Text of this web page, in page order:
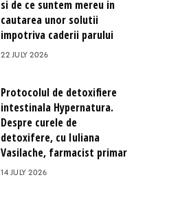
si de ce suntem mereu in
cautarea unor solutii
impotriva caderii parului
22 JULY 2026
Protocolul de detoxifiere
intestinala Hypernatura.
Despre curele de
detoxifere, cu Iuliana
Vasilache, farmacist primar
14 JULY 2026